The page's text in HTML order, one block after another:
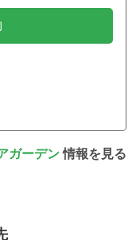
ガーデン情報を見る